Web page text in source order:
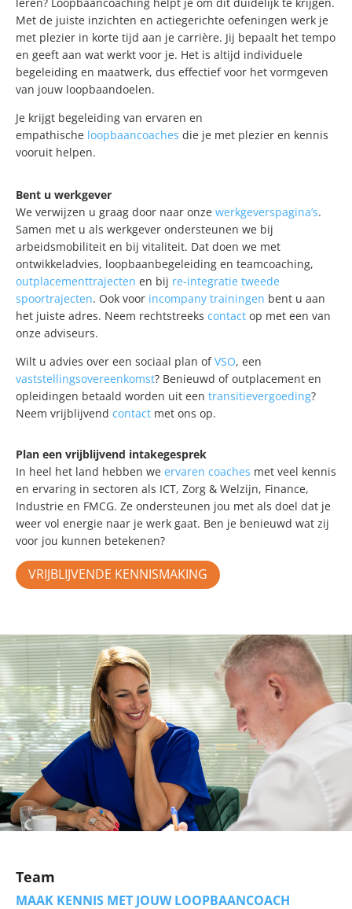
Met de juiste inzichten en actiegerichte oefeningen werk je
met plezier in korte tijd aan je carrière. Jij bepaalt het tempo
en geeft aan wat werkt voor je. Het is altijd individuele
begeleiding en maatwerk, dus effectief voor het vormgeven
van jouw loopbaandoelen.
Je krijgt begeleiding van ervaren en
empathische loopbaancoaches die je met plezier en kennis
vooruit helpen.
Bent u werkgever
We verwijzen u graag door naar onze werkgeverspagina’s.
Samen met u als werkgever ondersteunen we bij
arbeidsmobiliteit en bij vitaliteit. Dat doen we met
ontwikkeladvies, loopbaanbegeleiding en teamcoaching,
outplacementtrajecten en bij re-integratie tweede
spoortrajecten. Ook voor incompany trainingen bent u aan
het juiste adres. Neem rechtstreeks contact op met een van
onze adviseurs.
Wilt u advies over een sociaal plan ofVSO, een
vaststellingsovereenkomst? Benieuwd of outplacement en
opleidingen betaald worden uit een transitievergoeding?
Neem vrijblijvend contact met ons op.
Plan een vrijblijvend intakegesprek
In heel het land hebben we ervaren coaches met veel kennis
en ervaring in sectoren als ICT, Zorg & Welzijn, Finance,
Industrie en FMCG. Ze ondersteunen jou met als doel dat je
weer vol energie naar je werk gaat. Ben je benieuwd wat zij
voor jou kunnen betekenen?
VRIJBLIJVENDE KENNISMAKING
Team
MAAK KENNIS MET JOUW LOOPBAANCOACH